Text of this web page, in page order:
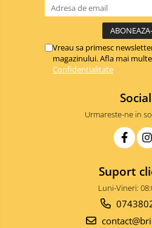
Articole si accesorii pentru baie
Baterii cada
Baterii electrice
Chiuvete bucatarie compozit
Climatizare si echipamente de
Vreau sa primesc
magazinului. Afla mai
Confidentialitate
Social
Urmareste-ne in
Suport
Luni-Vineri: